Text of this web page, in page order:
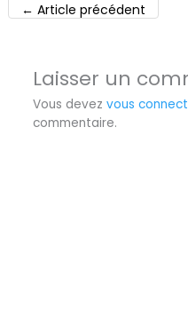
← Article précédent
Laisser un
Vous devez vous
commentaire.